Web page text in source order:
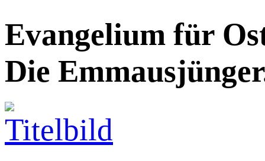
Evangelium für
Die